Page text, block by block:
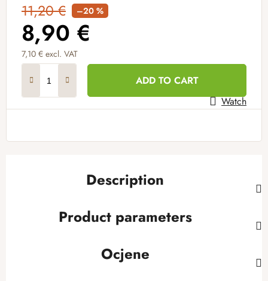
11,20 € –20 %
8,90 €
7,10 € excl. VAT
ADD TO CART
Watch
Description
Product parameters
Ocjene